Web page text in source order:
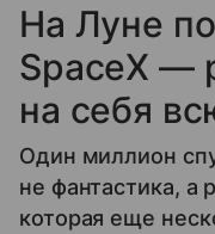
На Луне
SpaceX —
на себя
Один миллион
не фантастика, а
которая еще